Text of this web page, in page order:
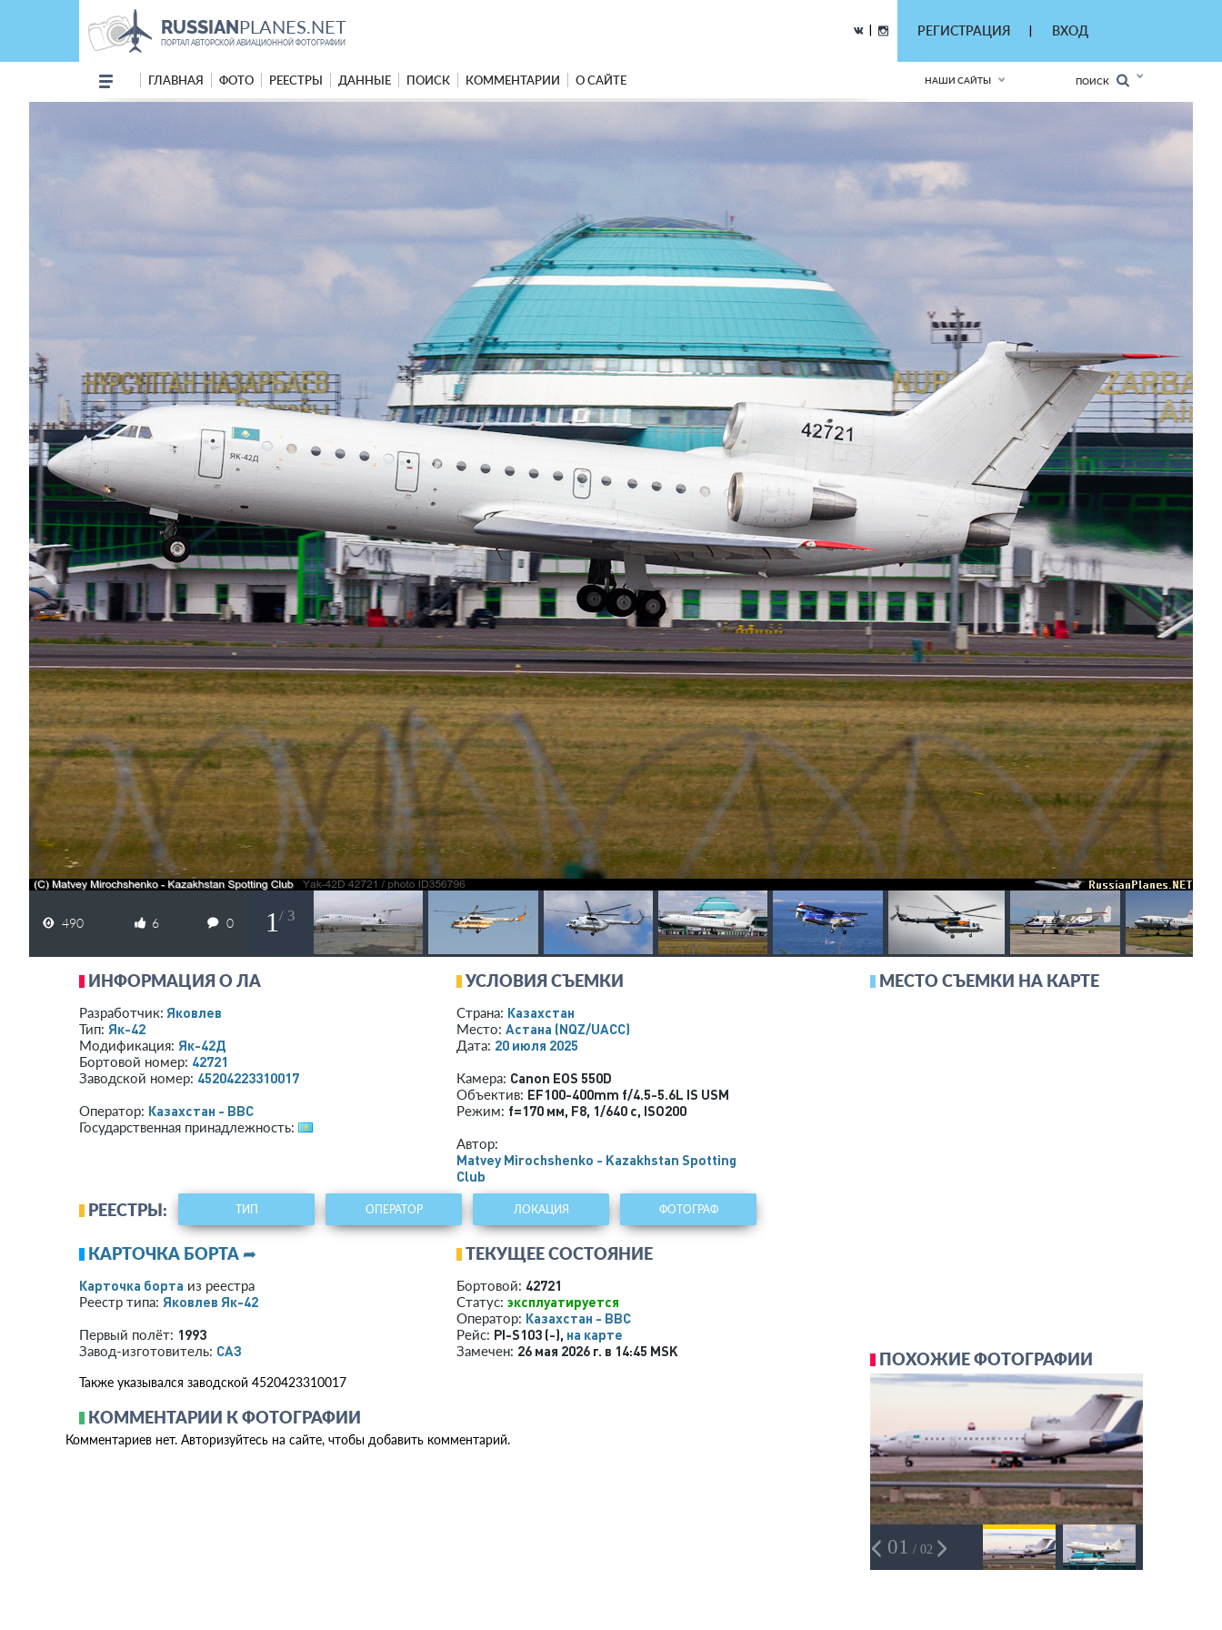
RUSSIANPLANES.NET
ПОРТАЛ АВТОРСКОЙ АВИАЦИОННОЙ ФОТОГРАФИИ
РЕГИСТРАЦИЯ ВХОД
ГЛАВНАЯ ФОТО РЕЕСТРЫ ДАННЫЕ ПОИСК КОММЕНТАРИИ О САЙТЕ НАШИ САЙТЫ ПОИСК
490 6 0 1 / 3
ИНФОРМАЦИЯ О ЛА
Разработчик: Яковлев
Тип: Як-42
Модификация: Як-42Д
Бортовой номер: 42721
Заводской номер: 45204223310017
Оператор: Казахстан - ВВС
Государственная принадлежность:
УСЛОВИЯ СЪЕМКИ
Страна: Казахстан
Место: Астана (NQZ/UACC)
Дата: 20 июля 2025
Камера: Canon EOS 550D
Объектив: EF100-400mm f/4.5-5.6L IS USM
Режим: f=170 мм, F8, 1/640 с, ISO200
Автор:
Matvey Mirochshenko - Kazakhstan Spotting
Club
РЕЕСТРЫ: ТИП ОПЕРАТОР ЛОКАЦИЯ ФОТОГРАФ
КАРТОЧКА БОРТА ➦
Карточка борта из реестра
Реестр типа: Яковлев Як-42
Первый полёт: 1993
Завод-изготовитель: САЗ
ТЕКУЩЕЕ СОСТОЯНИЕ
Бортовой: 42721
Статус: эксплуатируется
Оператор: Казахстан - ВВС
Рейс: PI-S103 (-), на карте
Замечен: 26 мая 2026 г. в 14:45 MSK
Также указывался заводской 4520423310017
КОММЕНТАРИИ К ФОТОГРАФИИ
Комментариев нет. Авторизуйтесь на сайте, чтобы добавить комментарий.
МЕСТО СЪЕМКИ НА КАРТЕ
ПОХОЖИЕ ФОТОГРАФИИ
01 / 02